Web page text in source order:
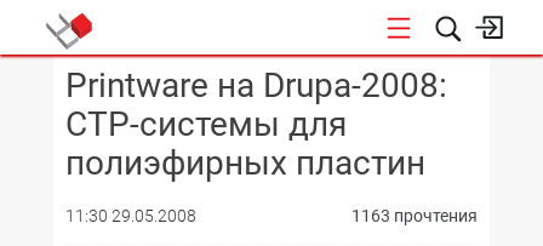
КОНФЕРЕНЦИИ
Printware на Drupa-2008:
CTP-системы для
полиэфирных пластин
11:30 29.05.2008 1163 прочтения